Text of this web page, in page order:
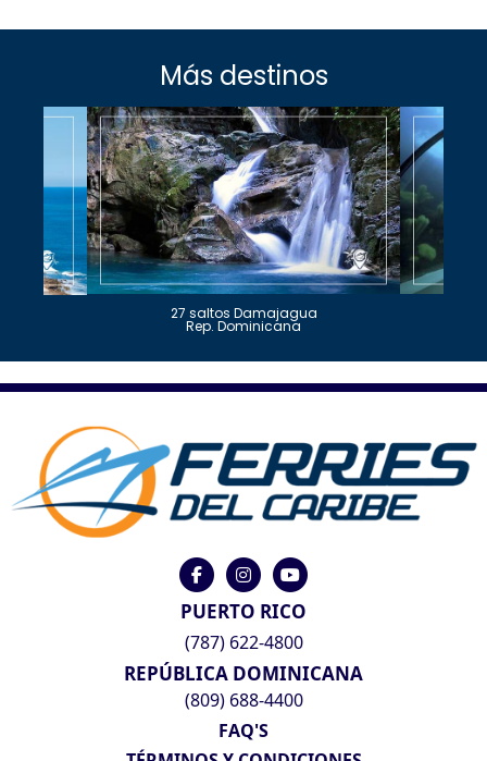
Más destinos
27 saltos Damajagua
Rep. Dominicana
PUERTO RICO
(787) 622-4800
REPÚBLICA DOMINICANA
(809) 688-4400
FAQ'S